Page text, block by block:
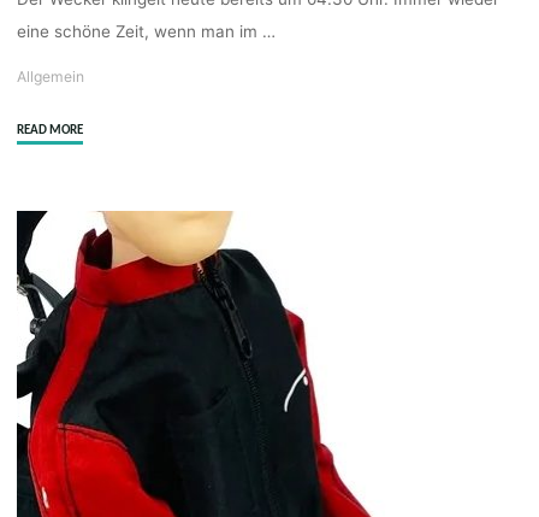
eine schöne Zeit, wenn man im …
Allgemein
READ MORE"Noah
Cloud
1.5
–
the
sunrise"